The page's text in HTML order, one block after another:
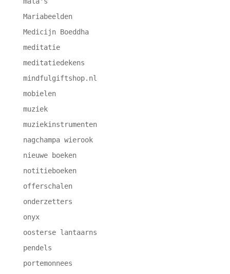
Mariabeelden
Medicijn Boeddha
meditatie
meditatiedekens
mindfulgiftshop.nl
mobielen
muziek
muziekinstrumenten
nagchampa wierook
nieuwe boeken
notitieboeken
offerschalen
onderzetters
onyx
oosterse lantaarns
pendels
portemonnees